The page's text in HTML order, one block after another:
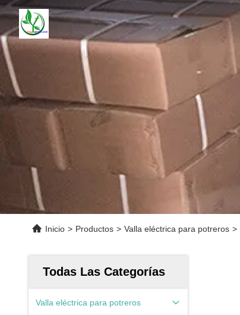
Inicio > Productos > Valla eléctrica para potreros >
Todas Las Categorías
Valla eléctrica para potreros